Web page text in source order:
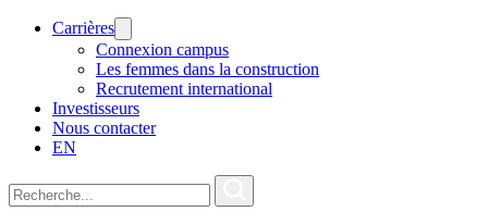
Carrières
Connexion campus
Les femmes dans la construction
Recrutement international
Investisseurs
Nous contacter
EN